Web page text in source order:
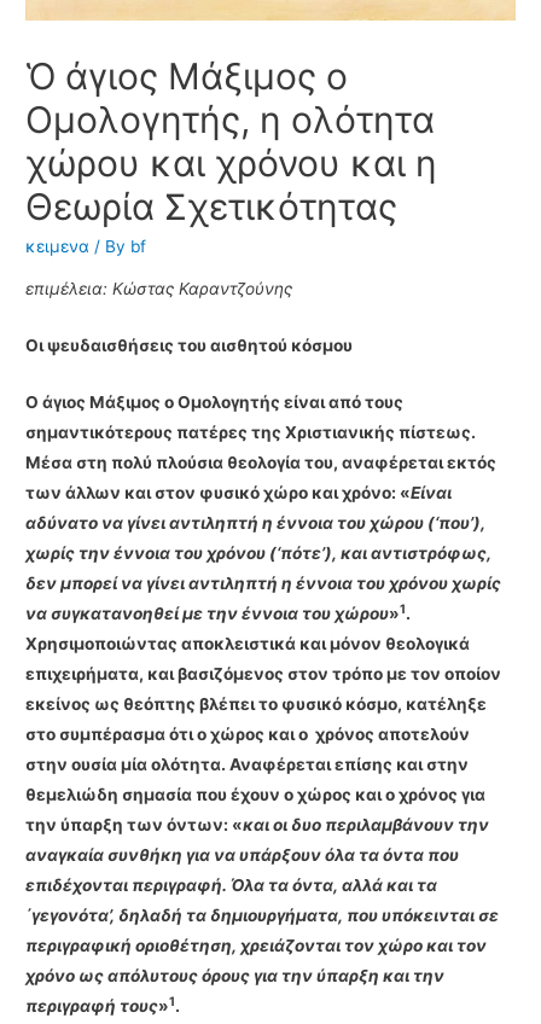
Ὁ άγιος Μάξιμος ο
Ομολογητής, η ολότητα
χώρου και χρόνου και η
Θεωρία Σχετικότητας
κειμενα / By bf
επιμέλεια: Κώστας Καραντζούνης
Οι ψευδαισθήσεις του αισθητού κόσμου
O άγιος Μάξιμος ο Ομολογητής είναι από τους
σημαντικότερους πατέρες της Χριστιανικής πίστεως.
Μέσα στη πολύ πλούσια θεολογία του, αναφέρεται εκτός
των άλλων και στον φυσικό χώρο και χρόνο: «Είναι
αδύνατο να γίνει αντιληπτή η έννοια του χώρου (‘που’),
χωρίς την έννοια του χρόνου (‘πότε’), και αντιστρόφως,
δεν μπορεί να γίνει αντιληπτή η έννοια του χρόνου χωρίς
να συγκατανοηθεί με την έννοια του χώρου»1.
Χρησιμοποιώντας αποκλειστικά και μόνον θεολογικά
επιχειρήματα, και βασιζό­μενος στον τρόπο με τον οποίον
εκείνος ως θεόπτης βλέπει το φυσικό κόσμο, κατέληξε
στο συμπέρασμα ότι ο χώρος και ο χρόνος αποτελούν
στην ουσία μία ολότητα. Αναφέρεται επί­σης και στην
θεμελιώδη σημασία που έχουν ο χώρος και ο χρόνος για
την ύπαρξη των όντων: «και οι δυο περιλαμβάνουν την
αναγκαία συνθήκη για να υπάρξουν όλα τα όντα που
επιδέχονται περιγραφή. Όλα τα όντα, αλλά και τα
΄γεγονότα’, δηλαδή τα δημιουργήματα, που υπόκεινται σε
περιγραφική οριοθέτηση, χρειάζονται τον χώρο και τον
χρόνο ως απόλυτους όρους για την ύπαρξη και την
περιγραφή τους»1.